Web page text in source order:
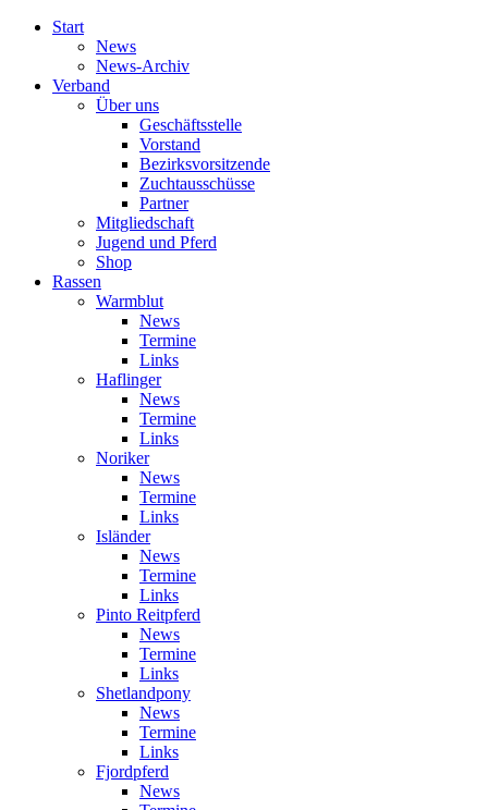
Start
News
News-Archiv
Verband
Über uns
Geschäftsstelle
Vorstand
Bezirksvorsitzende
Zuchtausschüsse
Partner
Mitgliedschaft
Jugend und Pferd
Shop
Rassen
Warmblut
News
Termine
Links
Haflinger
News
Termine
Links
Noriker
News
Termine
Links
Isländer
News
Termine
Links
Pinto Reitpferd
News
Termine
Links
Shetlandpony
News
Termine
Links
Fjordpferd
News